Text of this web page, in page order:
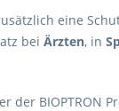
eine
bei Ärzten, in
der BIOPTRON